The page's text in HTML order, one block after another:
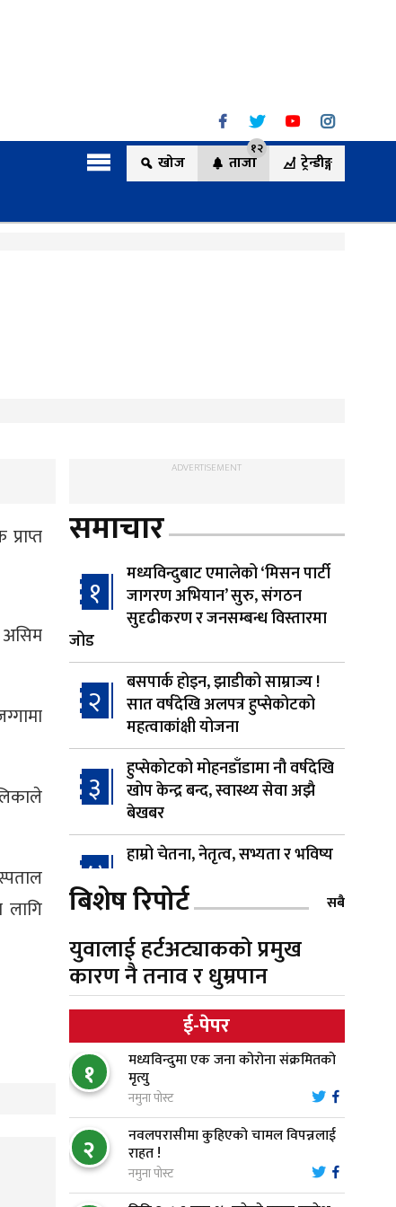
खोज ताजा
१२
ट्रेन्डीङ्ग
असिम
ADVERTISEMENT
समाचार
१
मध्यविन्दुबाट एमालेको ‘मिसन पार्टी
जागरण अभियान’ सुरु, संगठन
सुदृढीकरण र जनसम्बन्ध विस्तारमा
जोड
२
बसपार्क होइन, झाडीको साम्राज्य !
सात वर्षदेखि अलपत्र हुप्सेकोटको
महत्वाकांक्षी योजना
३
हुप्सेकोटको मोहनडाँडामा नौ वर्षदेखि
खोप केन्द्र बन्द, स्वास्थ्य सेवा अझै
बेखबर
४ हाम्रो चेतना, नेतृत्व, सभ्यता र भविष्य
५
गैँडाको आतंकः बगुवनमा किसानको
धानबाली नष्ट, क्षतिपूर्तिको माग
स्थापनाको एक दशकपछि विनयी
त्रिवेणीको आफ्नै प्रशासकीय भवनको
शिलान्यास
७
भरतपुर अस्पतालद्वारा आइसियुमा
प्रतिक्षारत बिरामीको नाम ‘डिस्प्ले
बोर्ड’मा
नारायणघाट–बुटवल सडकमा
बिशेष रिपोर्ट सबै
युवालाई हर्टअट्याकको प्रमुख
कारण नै तनाव र धुम्रपान
ई-पेपर
१ मध्यविन्दुमा एक जना कोरोना संक्रमितको
मृत्यु
नमुना पोस्ट
२ नवलपरासीमा कुहिएको चामल विपन्नलाई
राहत !
नमुना पोस्ट